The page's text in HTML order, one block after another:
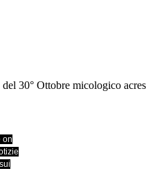
30° Ottobre micologico
on